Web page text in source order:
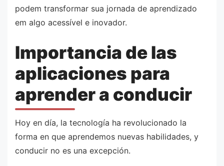
podem transformar sua jornada de aprendizado
em algo acessível e inovador.
Importancia de las
aplicaciones para
aprender a conducir
Hoy en día, la tecnología ha revolucionado la
forma en que aprendemos nuevas habilidades, y
conducir no es una excepción.